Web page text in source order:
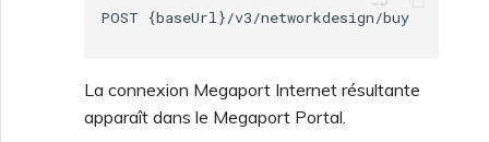
La connexion Megaport Internet résultante
apparaît dans le Megaport Portal.